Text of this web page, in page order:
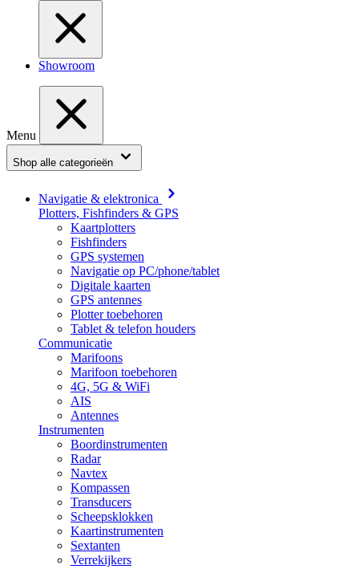
Showroom
Menu
Shop alle categorieën
Navigatie & elektronica
Plotters, Fishfinders & GPS
Kaartplotters
Fishfinders
GPS systemen
Navigatie op PC/phone/tablet
Digitale kaarten
GPS antennes
Plotter toebehoren
Tablet & telefon houders
Communicatie
Marifoons
Marifoon toebehoren
4G, 5G & WiFi
AIS
Antennes
Instrumenten
Boordinstrumenten
Radar
Navtex
Kompassen
Transducers
Scheepsklokken
Kaartinstrumenten
Sextanten
Verrekijkers